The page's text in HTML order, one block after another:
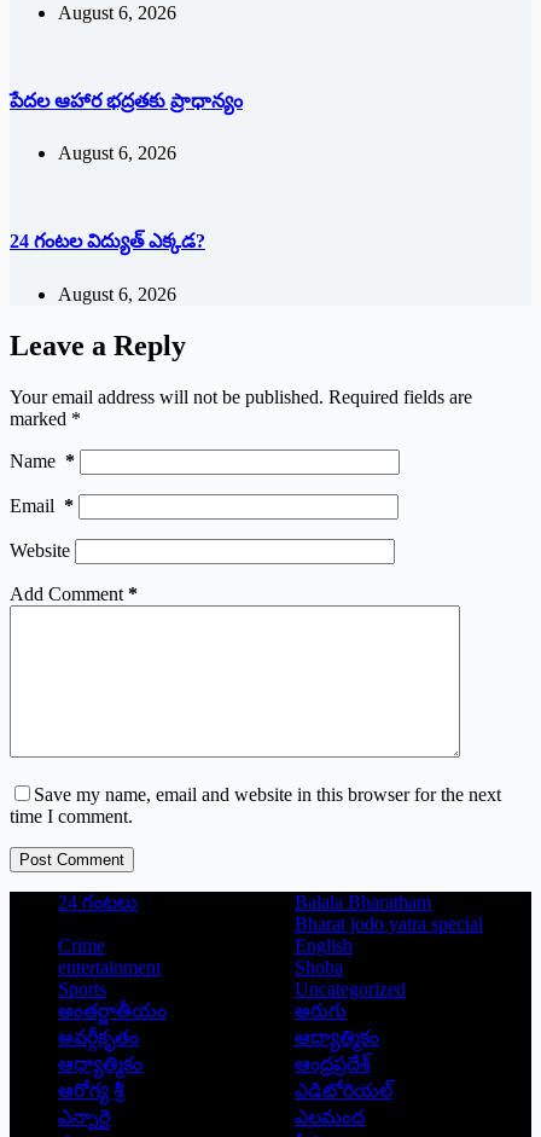
August 6, 2026
పేదల ఆహార భద్రతకు ప్రాధాన్యం
August 6, 2026
24 గంటల విద్యుత్ ఎక్కడ?
August 6, 2026
Leave a Reply
Your email address will not be published. Required fields are
marked *
Name *
Email *
Website
Add Comment *
Save my name, email and website in this browser for the next
time I comment.
Post Comment
24 గంటలు
Balala Bharatham
Bharat jodo yatra special
Crime
English
entertainment
Shoba
Sports
Uncategorized
అంతర్జాతీయం
అరుగు
అవర్గీకృతం
ఆద్యాత్మికం
ఆధ్యాత్మికం
ఆంధ్రప్రదేశ్
ఆరోగ్య శ్రీ
ఎడిటోరియల్
ఎన్నారై
ఎలమంద